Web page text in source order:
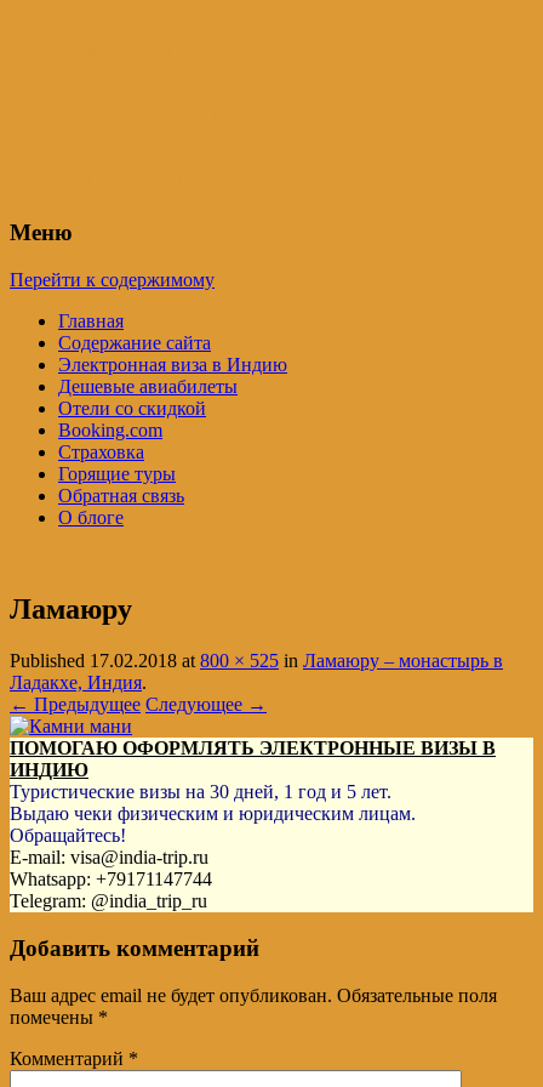
Меню
Перейти к содержимому
Главная
Содержание сайта
Электронная виза в Индию
Дешевые авиабилеты
Отели со скидкой
Booking.com
Страховка
Горящие туры
Обратная связь
О блоге
Ламаюру
Published 17.02.2018 at 800 × 525 in Ламаюру – монастырь в
Ладакхе, Индия.
← Предыдущее Следующее →
ПОМОГАЮ ОФОРМЛЯТЬ ЭЛЕКТРОННЫЕ ВИЗЫ В
ИНДИЮ
Туристические визы на 30 дней, 1 год и 5 лет.
Выдаю чеки физическим и юридическим лицам.
Обращайтесь!
E-mail: visa@india-trip.ru
Whatsapp: +79171147744
Telegram: @india_trip_ru
Добавить комментарий
Ваш адрес email не будет опубликован. Обязательные поля
помечены *
Комментарий *